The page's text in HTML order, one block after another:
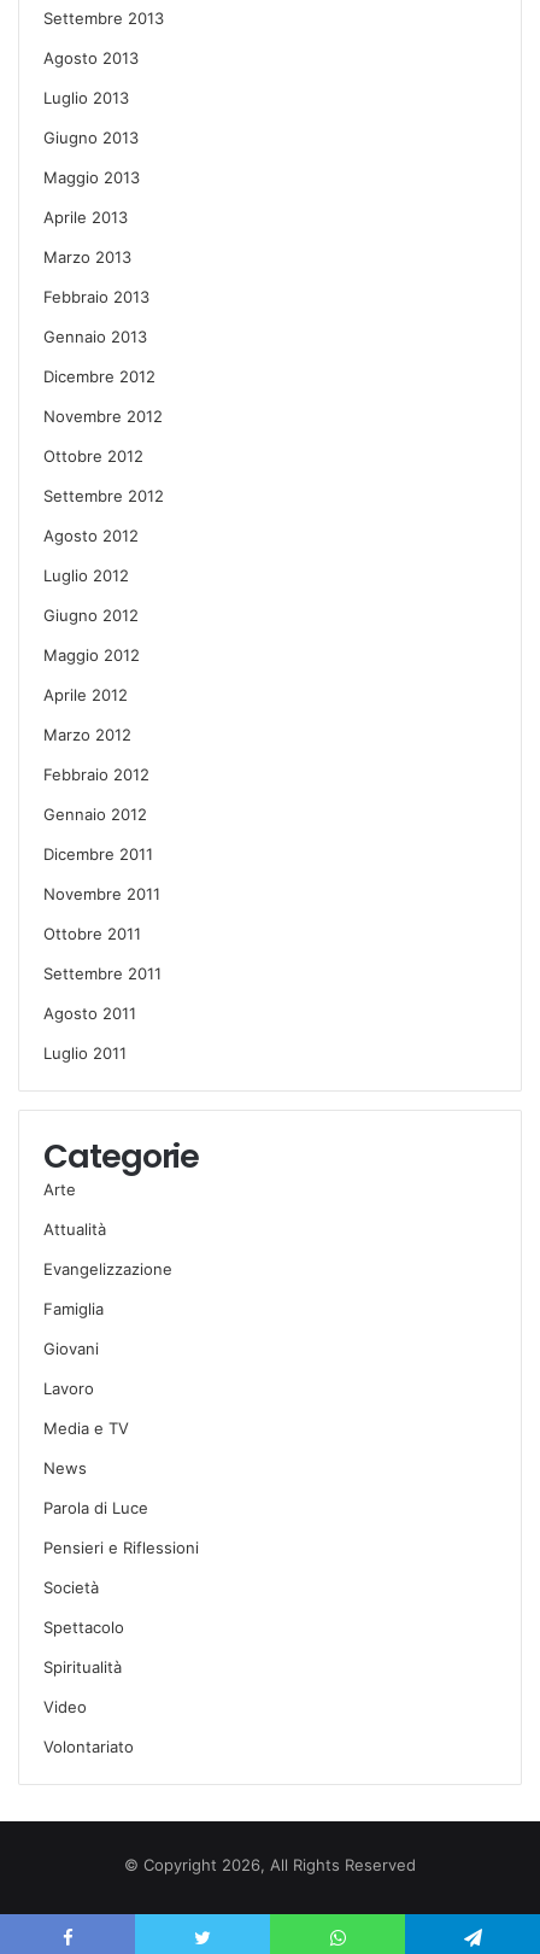
Settembre 2013
Agosto 2013
Luglio 2013
Giugno 2013
Maggio 2013
Aprile 2013
Marzo 2013
Febbraio 2013
Gennaio 2013
Dicembre 2012
Novembre 2012
Ottobre 2012
Settembre 2012
Agosto 2012
Luglio 2012
Giugno 2012
Maggio 2012
Aprile 2012
Marzo 2012
Febbraio 2012
Gennaio 2012
Dicembre 2011
Novembre 2011
Ottobre 2011
Settembre 2011
Agosto 2011
Luglio 2011
Categorie
Arte
Attualità
Evangelizzazione
Famiglia
Giovani
Lavoro
Media e TV
News
Parola di Luce
Pensieri e Riflessioni
Società
Spettacolo
Spiritualità
Video
Volontariato
© Copyright 2026, All Rights Reserved